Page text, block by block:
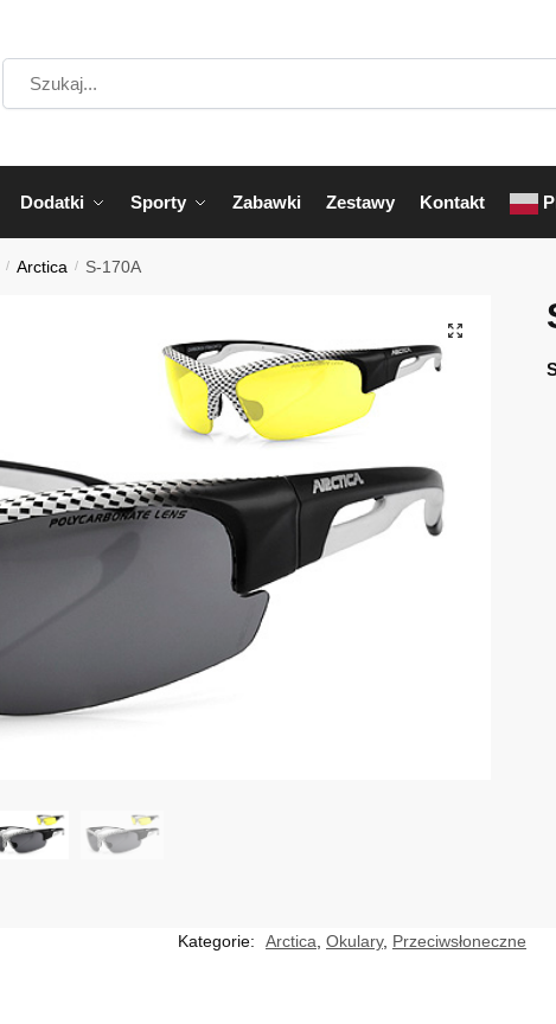
Dodatki Sporty Zabawki Zestawy Kontakt
/ Arctica / S-170A
Kategorie: Arctica Okulary, Przeciwsłoneczne